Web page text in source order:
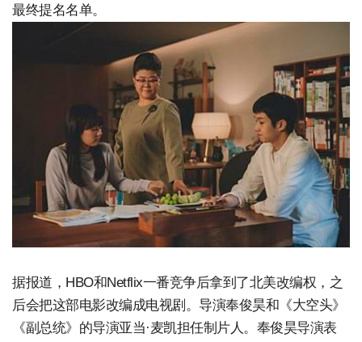
最终提名名单。
据报道，HBO和Netflix一番竞争后拿到了北美改编权，之
后会把这部电影改编成电视剧。导演奉俊昊和《大空头》
《副总统》的导演亚当·麦凯担任制片人。奉俊昊导演表